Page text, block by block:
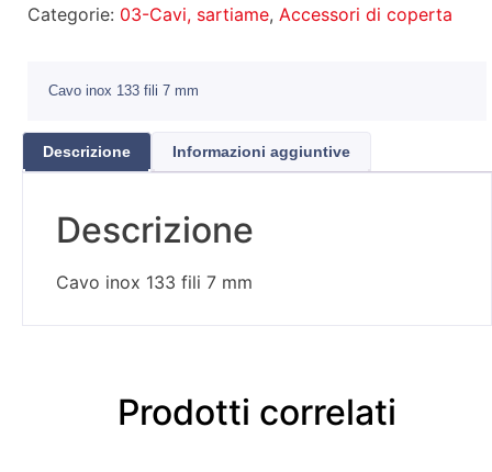
Categorie: 03-Cavi, sartiame, Accessori di coperta
Cavo inox 133 fili 7 mm
Descrizione Informazioni aggiuntive
Descrizione
Cavo inox 133 fili 7 mm
Prodotti correlati